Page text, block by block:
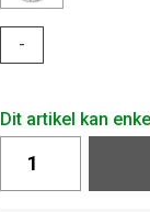
-
Dit artikel kan